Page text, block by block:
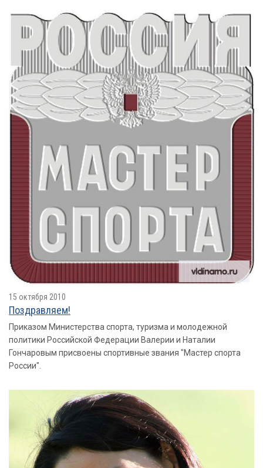
15 октября 2010
Поздравляем!
Приказом Министерства спорта, туризма и молодежной
политики Российской Федерации Валерии и Наталии
Гончаровым присвоены спортивные звания "Мастер спорта
России".